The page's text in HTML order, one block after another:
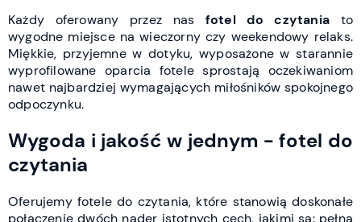
Każdy oferowany przez nas fotel do czytania to
wygodne miejsce na wieczorny czy weekendowy relaks.
Miękkie, przyjemne w dotyku, wyposażone w starannie
wyprofilowane oparcia fotele sprostają oczekiwaniom
nawet najbardziej wymagających miłośników spokojnego
odpoczynku.
Wygoda i jakość w jednym - fotel do
czytania
Oferujemy fotele do czytania, które stanowią doskonałe
połączenie dwóch nader istotnych cech, jakimi są: pełna